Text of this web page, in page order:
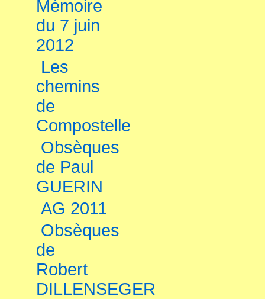
Mémoire
du 7 juin
2012
Les
chemins
de
Compostelle
Obsèques
de Paul
GUERIN
AG 2011
Obsèques
de
Robert
DILLENSEGER